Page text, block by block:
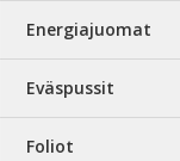
Energiajuomat
Eväspussit
Foliot